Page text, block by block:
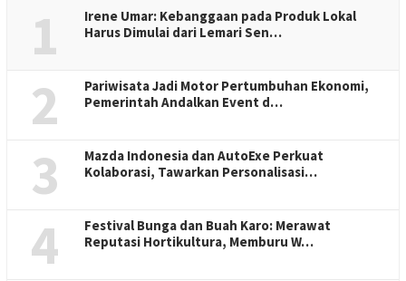
1
Irene Umar: Kebanggaan pada Produk Lokal
Harus Dimulai dari Lemari Sen…
2
Pariwisata Jadi Motor Pertumbuhan Ekonomi,
Pemerintah Andalkan Event d…
3
Mazda Indonesia dan AutoExe Perkuat
Kolaborasi, Tawarkan Personalisasi…
4
Festival Bunga dan Buah Karo: Merawat
Reputasi Hortikultura, Memburu W…